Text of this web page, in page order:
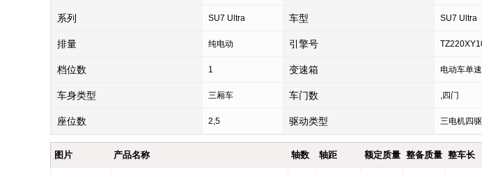
系列 SU7 Ultra 车型 SU7 Ultra
排量 纯电动 引擎号
档位数 1 变速箱 电动车单
车身类型 三厢车 车门数 ,四门
座位数 2,5 驱动类型 三电机四驱
图片 产品名称 轴数 轴距 额定质量 整备质量 整车长